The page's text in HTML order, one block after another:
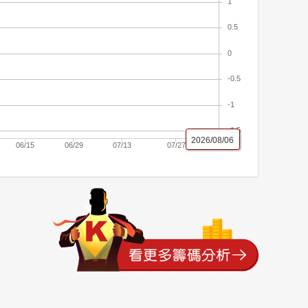
06/15 06/29 07/13 07/27
-1
0
-1.5
-0.5
0.5
2026/08/06